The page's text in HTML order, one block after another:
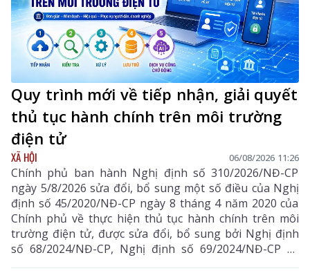
Quy trình mới về tiếp nhận, giải quyết
thủ tục hành chính trên môi trường
điện tử
XÃ HỘI 06/08/2026 11:26
Chính phủ ban hành Nghị định số 310/2026/NĐ-CP
ngày 5/8/2026 sửa đổi, bổ sung một số điều của Nghị
định số 45/2020/NĐ-CP ngày 8 tháng 4 năm 2020 của
Chính phủ về thực hiện thủ tục hành chính trên môi
trường điện tử, được sửa đổi, bổ sung bởi Nghị định
số 68/2024/NĐ-CP, Nghị định số 69/2024/NĐ-CP và
Nghị định số 118/2025/NĐ-CP.